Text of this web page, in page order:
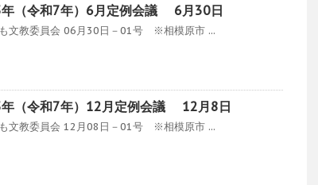
（令和7年）6月定例会議 6月30日
教委員会 06月30日－01号 ※相模原市 ...
（令和7年）12月定例会議 12月8日
教委員会 12月08日－01号 ※相模原市 ...